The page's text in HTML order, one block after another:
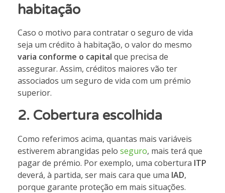
habitação
Caso o motivo para contratar o seguro de vida
seja um crédito à habitação, o valor do mesmo
varia conforme o capital que precisa de
assegurar. Assim, créditos maiores vão ter
associados um seguro de vida com um prémio
superior.
2. Cobertura escolhida
Como referimos acima, quantas mais variáveis
estiverem abrangidas pelo seguro, mais terá que
pagar de prémio. Por exemplo, uma cobertura ITP
deverá, à partida, ser mais cara que uma IAD,
porque garante proteção em mais situações.